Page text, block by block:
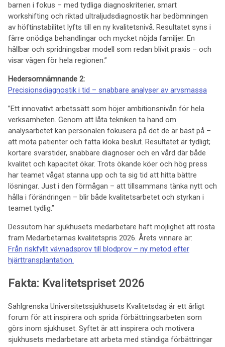
barnen i fokus – med tydliga diagnoskriterier, smart
workshifting och riktad ultraljudsdiagnostik har bedömningen
av höftinstabilitet lyfts till en ny kvalitetsnivå. Resultatet syns i
färre onödiga behandlingar och mycket nöjda familjer. En
hållbar och spridningsbar modell som redan blivit praxis – och
visar vägen för hela regionen.”
Hedersomnämnande 2:
Precisionsdiagnostik i tid – snabbare analyser av arvsmassa
”Ett innovativt arbetssätt som höjer ambitionsnivån för hela
verksamheten. Genom att låta tekniken ta hand om
analysarbetet kan personalen fokusera på det de är bäst på –
att möta patienter och fatta kloka beslut. Resultatet är tydligt;
kortare svarstider, snabbare diagnoser och en vård där både
kvalitet och kapacitet ökar. Trots ökande köer och hög press
har teamet vågat stanna upp och ta sig tid att hitta bättre
lösningar. Just i den förmågan – att tillsammans tänka nytt och
hålla i förändringen – blir både kvalitetsarbetet och styrkan i
teamet tydlig.”
Dessutom har sjukhusets medarbetare haft möjlighet att rösta
fram Medarbetarnas kvalitetspris 2026. Årets vinnare är:
Från riskfyllt vävnadsprov till blodprov – ny metod efter
hjärttransplantation.
Fakta: Kvalitetspriset 2026
Sahlgrenska Universitetssjukhusets Kvalitetsdag är ett årligt
forum för att inspirera och sprida förbättringsarbeten som
görs inom sjukhuset. Syftet är att inspirera och motivera
sjukhusets medarbetare att arbeta med ständiga förbättringar